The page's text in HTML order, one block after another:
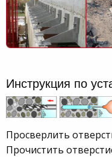
Инструкция по
Просверлить
Прочистить